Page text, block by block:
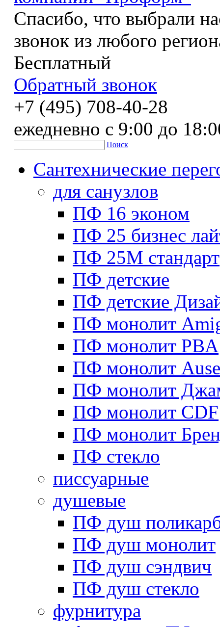
Спасибо, что выбрали
звонок из любого
Бесплатный
Обратный звонок
+7 (495) 708-40-28
ежедневно с 9:00 до
Поиск
Сантехнические
для санузлов
ПФ 16 эконом
ПФ 25 бизнес
ПФ 25М стандарт
ПФ детские
ПФ детские
ПФ монолит
ПФ монолит PBA
ПФ монолит
ПФ монолит
ПФ монолит CDF
ПФ монолит
ПФ стекло
писсуарные
душевые
ПФ душ
ПФ душ монолит
ПФ душ сэндвич
ПФ душ стекло
фурнитура